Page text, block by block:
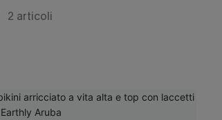
2 articoli